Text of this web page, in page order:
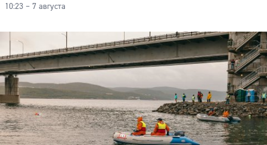
10:23 – 7 августа